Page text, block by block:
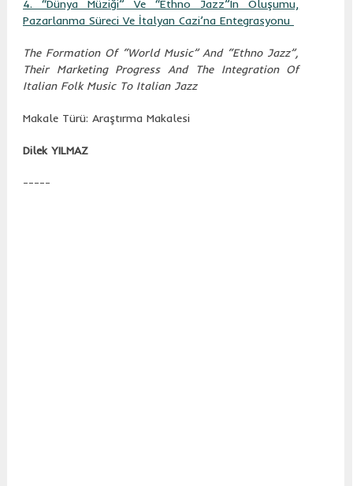
4. “Dünya Müziği” Ve “Ethno Jazz”In Oluşumu,
Pazarlanma Süreci Ve İtalyan Cazi’na Entegrasyonu
The Formation Of “World Music” And “Ethno Jazz”,
Their Marketing Progress And The Integration Of
Italian Folk Music To Italian Jazz
Makale Türü: Araştırma Makalesi
Dilek YILMAZ
-----